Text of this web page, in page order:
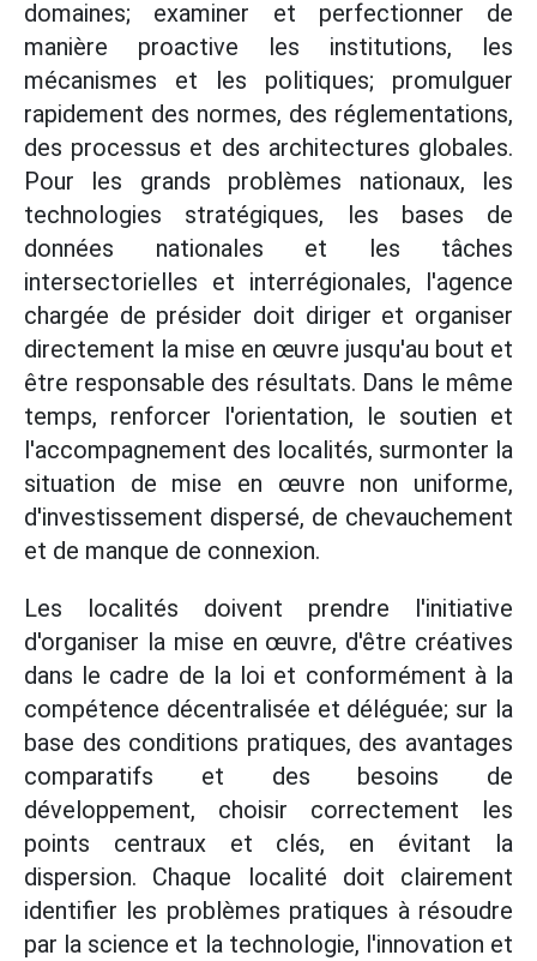
domaines; examiner et perfectionner de
manière proactive les institutions, les
mécanismes et les politiques; promulguer
rapidement des normes, des réglementations,
des processus et des architectures globales.
Pour les grands problèmes nationaux, les
technologies stratégiques, les bases de
données nationales et les tâches
intersectorielles et interrégionales, l'agence
chargée de présider doit diriger et organiser
directement la mise en œuvre jusqu'au bout et
être responsable des résultats. Dans le même
temps, renforcer l'orientation, le soutien et
l'accompagnement des localités, surmonter la
situation de mise en œuvre non uniforme,
d'investissement dispersé, de chevauchement
et de manque de connexion.
Les localités doivent prendre l'initiative
d'organiser la mise en œuvre, d'être créatives
dans le cadre de la loi et conformément à la
compétence décentralisée et déléguée; sur la
base des conditions pratiques, des avantages
comparatifs et des besoins de
développement, choisir correctement les
points centraux et clés, en évitant la
dispersion. Chaque localité doit clairement
identifier les problèmes pratiques à résoudre
par la science et la technologie, l'innovation et